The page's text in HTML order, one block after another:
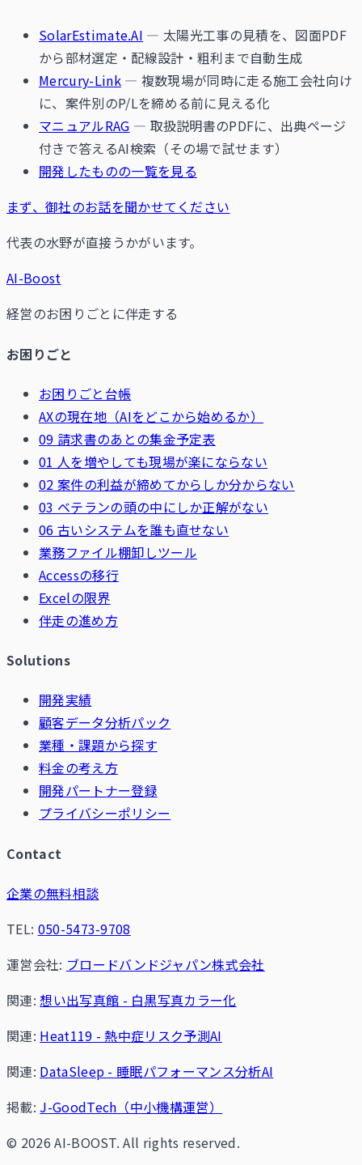
SolarEstimate.AI — 太陽光工事の見積を、図面PDF
から部材選定・配線設計・粗利まで自動生成
Mercury-Link — 複数現場が同時に走る施工会社向け
に、案件別のP/Lを締める前に見える化
マニュアルRAG — 取扱説明書のPDFに、出典ページ
付きで答えるAI検索（その場で試せます）
開発したものの一覧を見る
まず、御社のお話を聞かせてください
代表の水野が直接うかがいます。
AI-Boost
経営のお困りごとに伴走する
お困りごと
お困りごと台帳
AXの現在地（AIをどこから始めるか）
09 請求書のあとの集金予定表
01 人を増やしても現場が楽にならない
02 案件の利益が締めてからしか分からない
03 ベテランの頭の中にしか正解がない
06 古いシステムを誰も直せない
業務ファイル棚卸しツール
Accessの移行
Excelの限界
伴走の進め方
Solutions
開発実績
顧客データ分析パック
業種・課題から探す
料金の考え方
開発パートナー登録
プライバシーポリシー
Contact
企業の無料相談
TEL: 050-5473-9708
運営会社: ブロードバンドジャパン株式会社
関連:想い出写真館 - 白黒写真カラー化
関連: Heat119 - 熱中症リスク予測AI
関連: DataSleep - 睡眠パフォーマンス分析AI
掲載: J-GoodTech（中小機構運営）
© 2026 AI-BOOST. All rights reserved.